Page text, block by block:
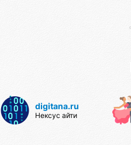
digitana.ru
Нексус айти